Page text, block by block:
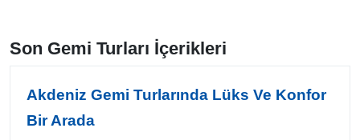
Son Gemi Turları İçerikleri
Akdeniz Gemi Turlarında Lüks Ve Konfor
Bir Arada